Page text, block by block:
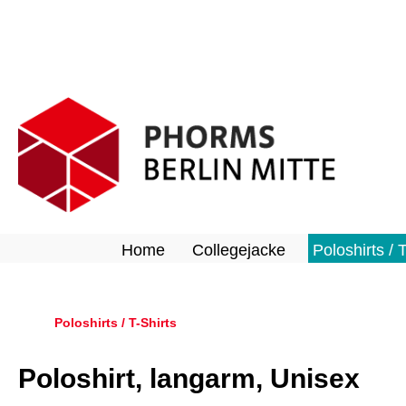
Home Collegejacke Poloshirts /
Poloshirts / T-Shirts
Poloshirt, langarm, Unisex